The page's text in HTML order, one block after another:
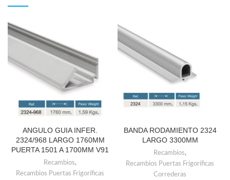
ANGULO GUIA INFER.
2324/968 LARGO 1760MM
PUERTA 1501 A 1700MM V91
Recambios,
Recambios Puertas Frigoríficas
BANDA RODAMIENTO 2324
LARGO 3300MM
Recambios,
Recambios Puertas Frigoríficas
Correderas